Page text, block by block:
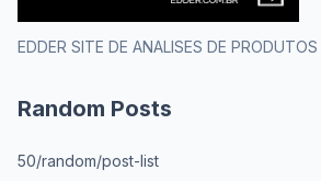
EDDER SITE DE ANALISES DE
Random Posts
50/random/post-list